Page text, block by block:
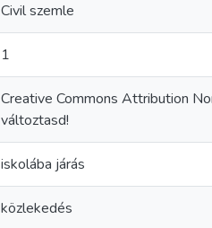
Civil szemle
1
Creative Commons Attribution
változtasd!
iskolába járás
közlekedés